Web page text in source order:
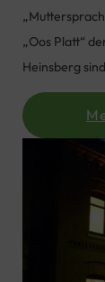
„Oos Platt“
Heinsberg